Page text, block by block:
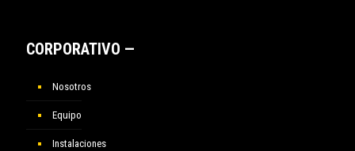
CORPORATIVO —
Nosotros
Equipo
Instalaciones